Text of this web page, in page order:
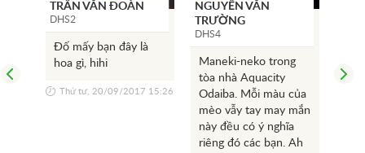
TRẦN VĂN ĐOÀN
DHS2
Đố mấy bạn đây là
hoa gì, hihi
Thứ tư, 20/09/2017 15:26
NGUYỄN VĂN
TRƯỜNG
DHS4
Maneki-neko trong
tòa nhà Aquacity
Odaiba. Mỗi màu của
mèo vẫy tay may mắn
này đều có ý nghĩa
riêng đó các bạn. Ah